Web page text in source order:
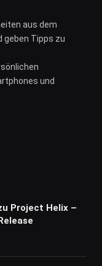
aus dem
geben Tipps zu
und
Project Helix –